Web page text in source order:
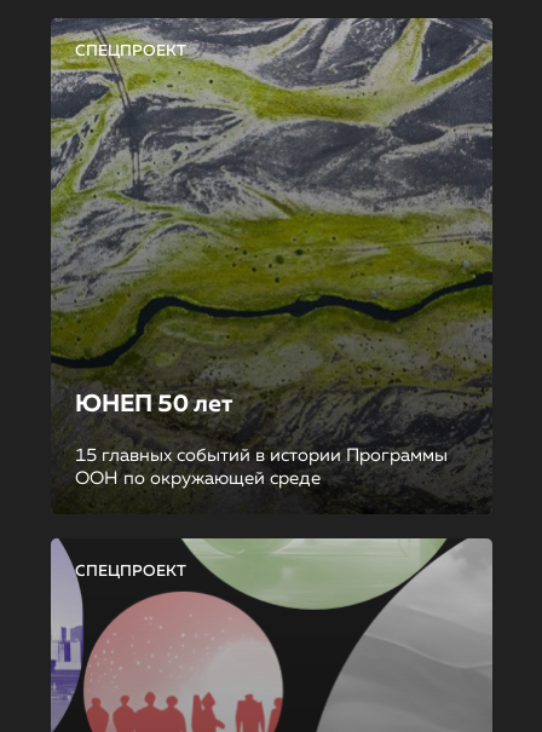
СПЕЦПРОЕКТ
ЮНЕП 50 лет
15 главных событий в истории Программы
ООН по окружающей среде
СПЕЦПРОЕКТ